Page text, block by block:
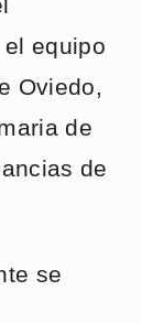
equipo
Oviedo,
de
de
se